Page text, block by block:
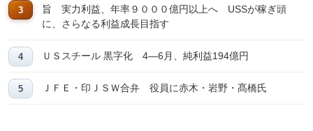
旨 実力利益、年率９０００億円以上へ USSが稼ぎ頭
に、さらなる利益成長目指す
ＵＳスチール 黒字化 4―6月、純利益194億円
ＪＦＥ・印ＪＳＷ合弁 役員に赤木・岩野・髙橋氏